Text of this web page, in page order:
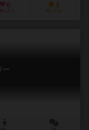
0
に入り
1
持ってる
ー